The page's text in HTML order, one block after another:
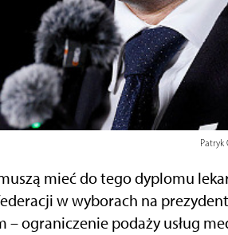
Patryk
mieć do tego dyplomu
w wyborach na
ograniczenie podaży usług